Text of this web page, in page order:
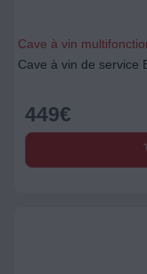
Cave à vin
Cave à vin de service
449€